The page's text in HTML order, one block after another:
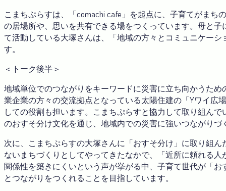
こまちぷらすは、「comachi cafe」を起点に、子育てがま
の居場所や、思いを共有できる場をつくっています。母と
て活動している大塚さんは、「地域の方々とコミュニケー
す。
＜トーク後半＞
地域単位でのつながりをキーワードに災害に立ち向かうた
業企業の方々の交流拠点となっている太陽住建の「Yワイ広
しての役割も担います。こまちぷらすと協力して取り組ん
のおすそ分け文化を通じ、地域内での災害に強いつながりづ
次に、こまちぷらすの大塚さんに「おすそ分け」に取り組
ないまちづくりとしてやってきたなかで、「近所に頼れる
関係性を築きにくいという声が挙がる中、子育て世代が「
とつながりをつくれることを目指しています。